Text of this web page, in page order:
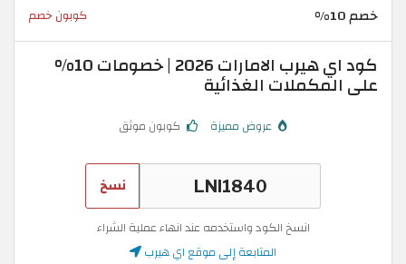
خصم 10% كوبون خصم
كود اي هيرب الامارات 2026 | خصومات 10%
على المكملات الغذائية
عروض مميزة كوبون موثق
نسخ
انسخ الكود واستخدمه عند انهاء عملية الشراء
المتابعة إلى موقع اي هيرب